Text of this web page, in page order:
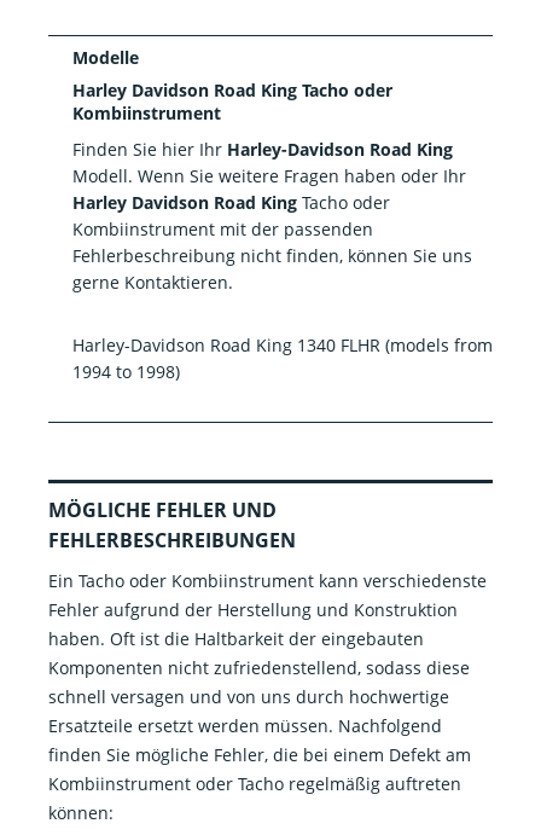
Modelle
Harley Davidson Road King Tacho oder
Kombiinstrument
Finden Sie hier Ihr Harley-Davidson Road King
Modell. Wenn Sie weitere Fragen haben oder Ihr
Harley Davidson Road King Tacho oder
Kombiinstrument mit der passenden
Fehlerbeschreibung nicht finden, können Sie uns
gerne Kontaktieren.
Harley-Davidson Road King 1340 FLHR (models from
1994 to 1998)
MÖGLICHE FEHLER UND
FEHLERBESCHREIBUNGEN
Ein Tacho oder Kombiinstrument kann verschiedenste
Fehler aufgrund der Herstellung und Konstruktion
haben. Oft ist die Haltbarkeit der eingebauten
Komponenten nicht zufriedenstellend, sodass diese
schnell versagen und von uns durch hochwertige
Ersatzteile ersetzt werden müssen. Nachfolgend
finden Sie mögliche Fehler, die bei einem Defekt am
Kombiinstrument oder Tacho regelmäßig auftreten
können: